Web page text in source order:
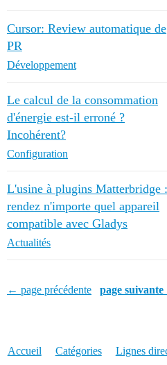
Cursor: Review automatique de
PR
Développement
Le calcul de la consommation
d'énergie est-il erroné ?
Incohérent?
Configuration
L'usine à plugins Matterbridge :
rendez n'importe quel appareil
compatible avec Gladys
Actualités
← page précédente page
Accueil Catégories Lignes